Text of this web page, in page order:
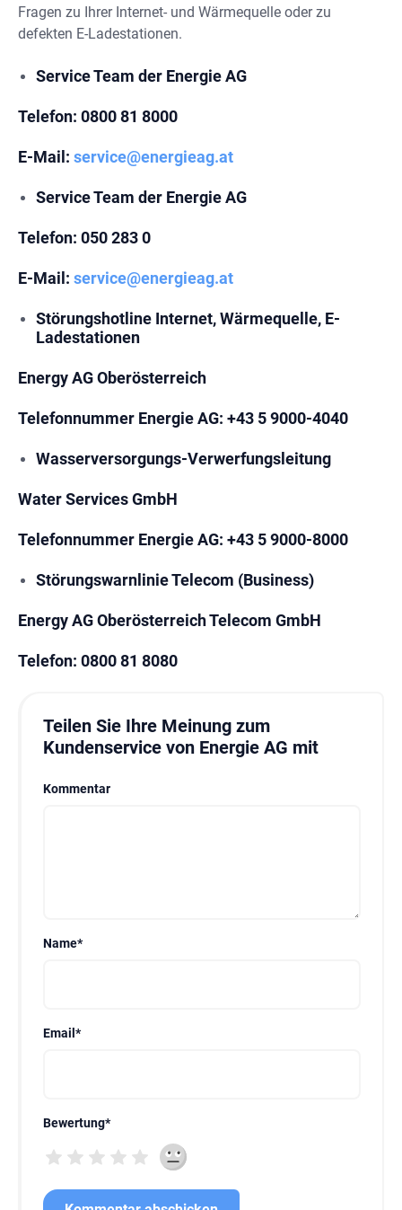
Fragen zu Ihrer Internet- und Wärmequelle oder zu
defekten E-Ladestationen.
Service Team der Energie AG
Telefon: 0800 81 8000
E-Mail: service@energieag.at
Service Team der Energie AG
Telefon: 050 283 0
E-Mail: service@energieag.at
Störungshotline Internet, Wärmequelle, E-
Ladestationen
Energy AG Oberösterreich
Telefonnummer Energie AG: +43 5 9000-4040
Wasserversorgungs-Verwerfungsleitung
Water Services GmbH
Telefonnummer Energie AG: +43 5 9000-8000
Störungswarnlinie Telecom (Business)
Energy AG Oberösterreich Telecom GmbH
Telefon: 0800 81 8080
Teilen Sie Ihre Meinung zum
Kundenservice von Energie AG mit
Kommentar
Name*
Email *
Bewertung*